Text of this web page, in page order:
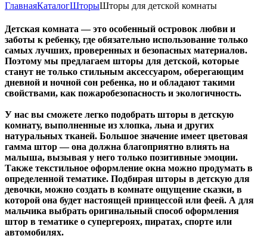
ГлавнаяКаталогШторыШторы для детской комнаты
Детская комната — это особенный островок любви и
заботы к ребенку, где обязательно использование только
самых лучших, проверенных и безопасных материалов.
Поэтому мы предлагаем шторы для детской, которые
станут не только стильным аксессуаром, оберегающим
дневной и ночной сон ребенка, но и обладают такими
свойствами, как пожаробезопасность и экологичность.
У нас вы сможете легко подобрать шторы в детскую
комнату, выполненные из хлопка, льна и других
натуральных тканей. Большое значение имеет цветовая
гамма штор — она должна благоприятно влиять на
малыша, вызывая у него только позитивные эмоции.
Также текстильное оформление окна можно продумать в
определенной тематике. Подбирая шторы в детскую для
девочки, можно создать в комнате ощущение сказки, в
которой она будет настоящей принцессой или феей. А для
мальчика выбрать оригинальный способ оформления
штор в тематике о супергероях, пиратах, спорте или
автомобилях.